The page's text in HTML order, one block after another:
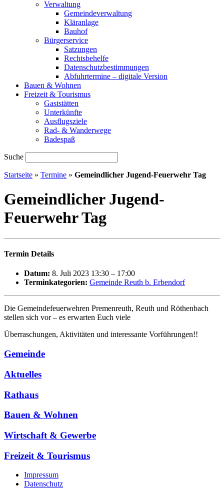
Verwaltung
Gemeindeverwaltung
Kläranlage
Bauhof
Bürgerservice
Satzungen
Rechtsbehelfe
Datenschutzbestimmungen
Abfuhrtermine – digitale Version
Bauen & Wohnen
Freizeit & Tourismus
Gaststätten
Unterkünfte
Ausflugsziele
Rad- & Wanderwege
Badespaß
Suche
Startseite » Termine » Gemeindlicher Jugend-Feuerwehr Tag
Gemeindlicher Jugend-
Feuerwehr Tag
Termin Details
Datum: 8. Juli 2023 13:30 – 17:00
Terminkategorien: Gemeinde Reuth b. Erbendorf
Die Gemeindefeuerwehren Premenreuth, Reuth und Röthenbach
stellen sich vor – es erwarten Euch viele
Überraschungen, Aktivitäten und interessante Vorführungen!!
Gemeinde
Aktuelles
Rathaus
Bauen & Wohnen
Wirtschaft & Gewerbe
Freizeit & Tourismus
Impressum
Datenschutz